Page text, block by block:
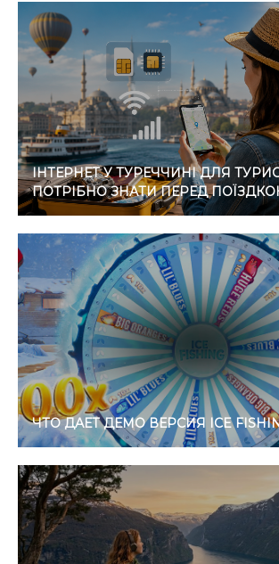
ІНТЕРНЕТ У ТУРЕЧЧИНІ ДЛЯ
ПОТРІБНО ЗНАТИ ПЕРЕД
ЧТО ДАЕТ ДЕМО ВЕРСИЯ ICE